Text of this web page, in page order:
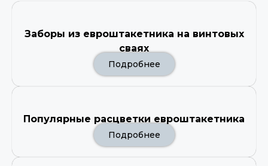
Заборы из евроштакетника на винтовых
сваях
Подробнее
Популярные расцветки евроштакетника
Подробнее